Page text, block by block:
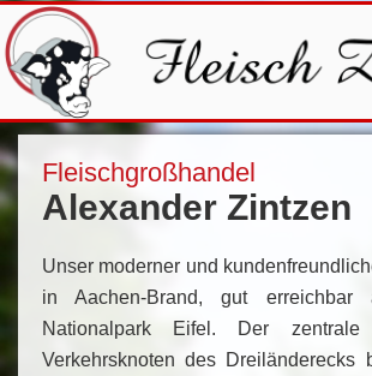
Fleischgroßhandel
Alexander Zintzen
Unser moderner und
in Aachen-Brand, gut
Nationalpark Eifel. Der
Verkehrsknoten des Dreiländerecks